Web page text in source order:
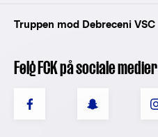
Truppen mod Debreceni VSC
Følg FCK på sociale medier